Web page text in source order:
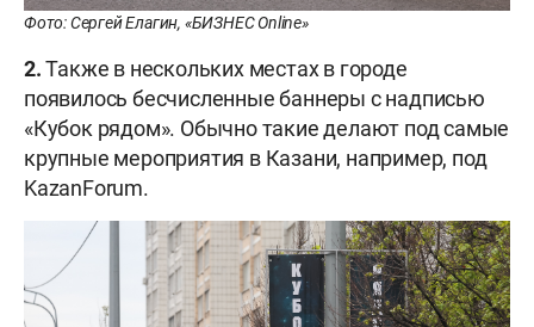
Фото: Сергей Елагин, «БИЗНЕС Online»
2.Также в нескольких местах в городе
появилось бесчисленные баннеры с надписью
«Кубок рядом». Обычно такие делают под самые
крупные мероприятия в Казани, например, под
KazanForum.